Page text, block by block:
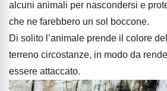
alcuni animali per nascondersi e
che ne farebbero un sol boccone.
Di solito l’animale prende il colore
terreno circostanze, in modo da
essere attaccato.